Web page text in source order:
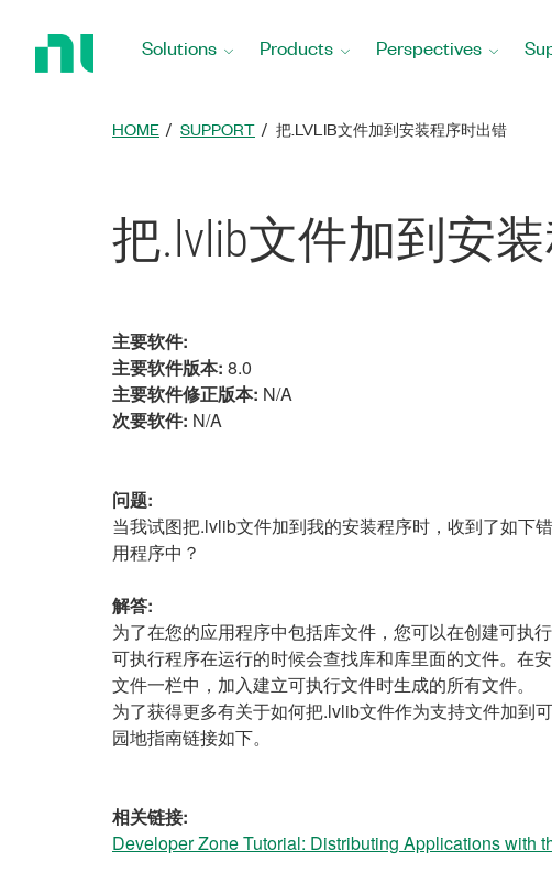
Solutions Products Perspectives
HOME SUPPORT 把.LVLIB文件加到安装程序时出错
把.lvlib文件加到安
主要软件:
主要软件版本: 8.0
主要软件修正版本: N/A
次要软件: N/A
问题:
当我试图把.lvlib文件加到我的安装程序时，收到了如下
用程序中？
解答:
为了在您的应用程序中包括库文件，您可以在创建可执
可执行程序在运行的时候会查找库和库里面的文件。在
文件一栏中，加入建立可执行文件时生成的所有文件。
为了获得更多有关于如何把.lvlib文件作为支持文件加到
园地指南链接如下。
相关链接:
Developer Zone Tutorial: Distributing Applications with